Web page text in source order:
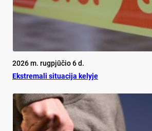
2026 m. rugpjūčio 6 d.
Ekst­re­ma­li si­tua­ci­ja ke­ly­je